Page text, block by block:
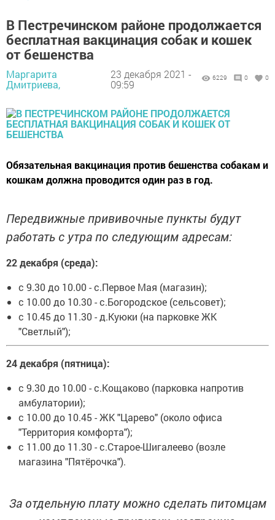
В Пестречинском районе продолжается
бесплатная вакцинация собак и кошек
от бешенства
Маргарита
Дмитриева,
23 декабря 2021 -
09:59
6229 0 0
Обязательная вакцинация против бешенства собакам и
кошкам должна проводится один раз в год.
Передвижные прививочные пункты будут
работать с утра по следующим адресам:
22 декабря (среда):
с 9.30 до 10.00 - с.Первое Мая (магазин);
с 10.00 до 10.30 - с.Богородское (сельсовет);
с 10.45 до 11.30 - д.Куюки (на парковке ЖК
"Светлый");
24 декабря (пятница):
с 9.30 до 10.00 - с.Кощаково (парковка напротив
амбулатории);
с 10.00 до 10.45 - ЖК "Царево" (около офиса
"Территория комфорта");
с 11.00 до 11.30 - с.Старое-Шигалеево (возле
магазина "Пятёрочка").
За отдельную плату можно сделать питомцам